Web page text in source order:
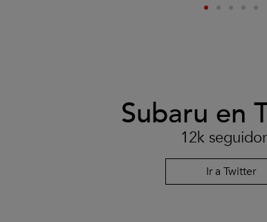
Subaru en
12k
Ir a Twitter